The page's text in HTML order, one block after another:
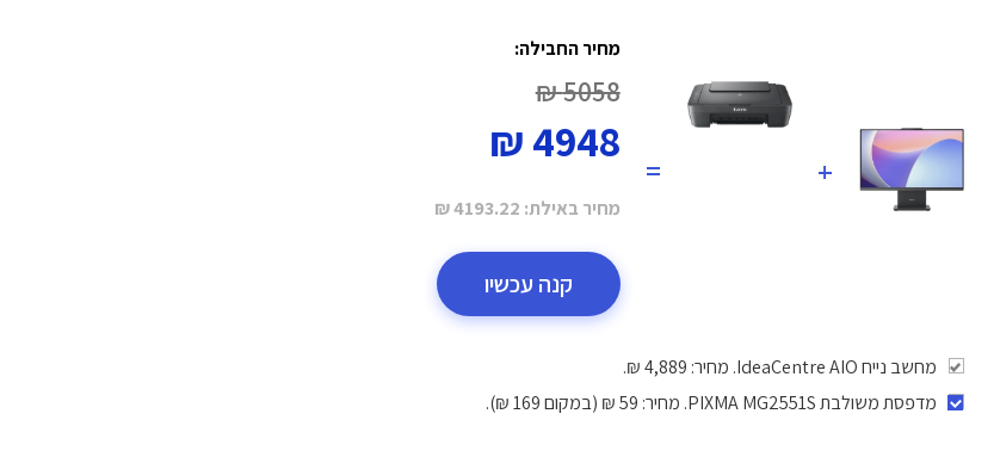
+
=
מחיר החבילה:
5058 ₪
4948 ₪
מחיר באילת: 4193.22 ₪
קנה עכשיו
מחשב נייח IdeaCentre AIO. מחיר: 4,889 ₪.
מדפסת משולבת PIXMA MG2551S
. מחיר: 59 ₪ (במקום 169 ₪).